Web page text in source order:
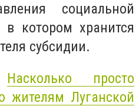
социальной
котором хранится
субсидии.
Насколько просто
жителям Луганской